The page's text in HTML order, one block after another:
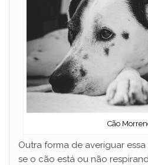
Cão
Outra forma de averiguar
se o cão está ou não